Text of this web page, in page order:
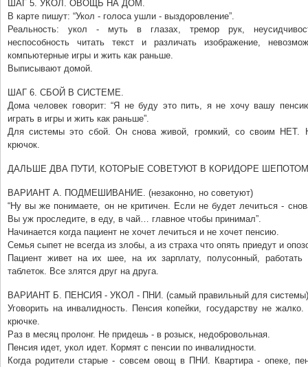
ШАГ 5. УКОЛ. ОВОЩЬ НА ДОМ.
В карте пишут: “Укол - голоса ушли - выздоровление”.
Реальность: укол - муть в глазах, тремор рук,
неспособность читать текст и различать изображение,
компьютерные игры и жить как раньше.
Выписывают домой.
ШАГ 6. СБОЙ В СИСТЕМЕ.
Дома человек говорит: “Я не буду это пить, я не хочу вашу
играть в игры и жить как раньше”.
Для системы это сбой. Он снова живой, громкий, со своим НЕТ.
крючок.
ДАЛЬШЕ ДВА ПУТИ, КОТОРЫЕ СОВЕТУЮТ В КОРИДОРЕ
ВАРИАНТ А. ПОДМЕШИВАНИЕ. (незаконно, но советуют)
“Ну вы же понимаете, он не критичен. Если не будет лечиться -
Вы уж проследите, в еду, в чай… главное чтобы принимал”.
Начинается когда пациент не хочет лечиться и не хочет пенсию.
Семья сыпет не всегда из злобы, а из страха что опять приедут и
Пациент живет на их шее, на их зарплату, полусонный,
таблеток. Все злятся друг на друга.
ВАРИАНТ Б. ПЕНСИЯ - УКОЛ - ПНИ. (самый правильный для системы)
Уговорить на инвалидность. Пенсия копейки, государству не
крючке.
Раз в месяц пролонг. Не придешь - в розыск, недобровольная.
Пенсия идет, укол идет. Кормят с пенсии по инвалидности.
Когда родители старые - совсем овощ в ПНИ. Квартира - опеке,